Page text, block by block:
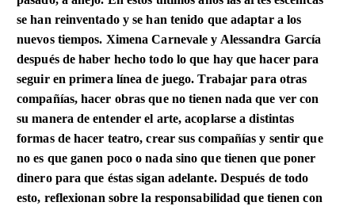
se han reinventado y se han tenido que adaptar a los
nuevos tiempos. Ximena Carnevale y Alessandra García
después de haber hecho todo lo que hay que hacer para
seguir en primera línea de juego. Trabajar para otras
compañías, hacer obras que no tienen nada que ver con
su manera de entender el arte, acoplarse a distintas
formas de hacer teatro, crear sus compañías y sentir que
no es que ganen poco o nada sino que tienen que poner
dinero para que éstas sigan adelante. Después de todo
esto, reflexionan sobre la responsabilidad que tienen con